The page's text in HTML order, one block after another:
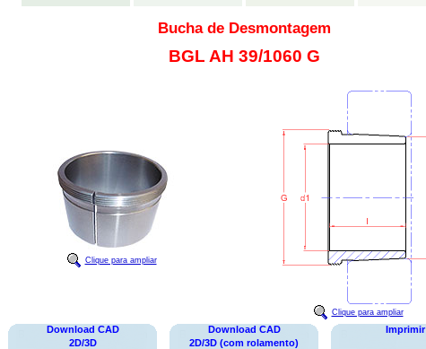
Bucha de Desmontagem
BGL AH 39/1060 G
Clique para ampliar
Clique para ampliar
Download CAD
2D/3D
Download CAD
2D/3D (com rolamento)
Imprimir